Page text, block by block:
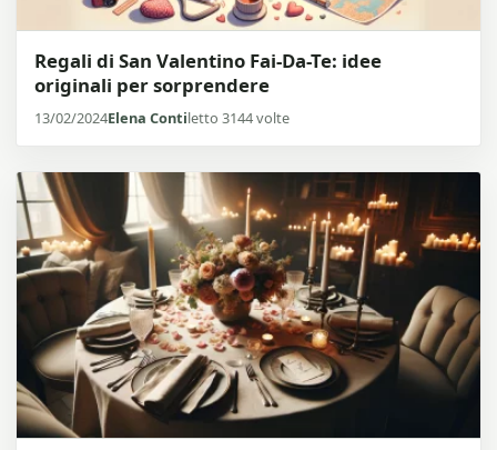
Regali di San Valentino Fai-Da-Te: idee
originali per sorprendere
13/02/2024Elena Contiletto 3144 volte